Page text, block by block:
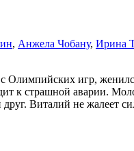
, Анжела Чобану, Ирина
с Олимпийских игр,
к страшной аварии.
Виталий не жалеет